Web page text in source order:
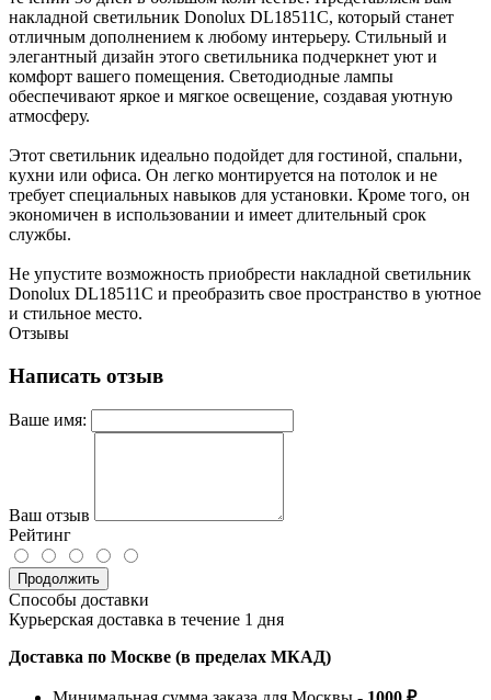
накладной светильник Donolux DL18511C, который станет
отличным дополнением к любому интерьеру. Стильный и
элегантный дизайн этого светильника подчеркнет уют и
комфорт вашего помещения. Светодиодные лампы
обеспечивают яркое и мягкое освещение, создавая уютную
атмосферу.
Этот светильник идеально подойдет для гостиной, спальни,
кухни или офиса. Он легко монтируется на потолок и не
требует специальных навыков для установки. Кроме того, он
экономичен в использовании и имеет длительный срок
службы.
Не упустите возможность приобрести накладной светильник
Donolux DL18511C и преобразить свое пространство в уютное
и стильное место.
Отзывы
Написать отзыв
Ваше имя:
Ваш отзыв
Рейтинг
Продолжить
Способы доставки
Курьерская доставка в течение 1 дня
Доставка по Москве (в пределах МКАД)